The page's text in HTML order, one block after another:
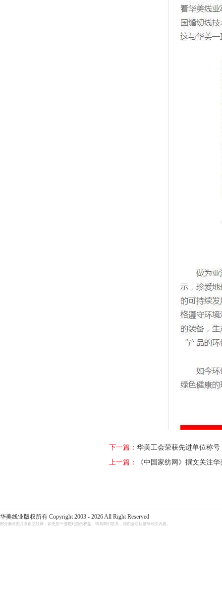
下一篇： 华美工会荣获先进单位称号
上一篇：
《中国家纺网》撰文关注
华美线业版权所有 Copyright 2003 - 2026 All Right Reserved
部分素材图片来自互联网，如无意中侵犯到您的权益，请与我们联系，我们会尽快清除相关内容。